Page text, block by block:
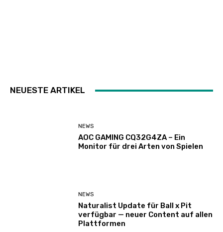
NEUESTE ARTIKEL
NEWS
AOC GAMING CQ32G4ZA – Ein
Monitor für drei Arten von Spielen
NEWS
Naturalist Update für Ball x Pit
verfügbar — neuer Content auf allen
Plattformen